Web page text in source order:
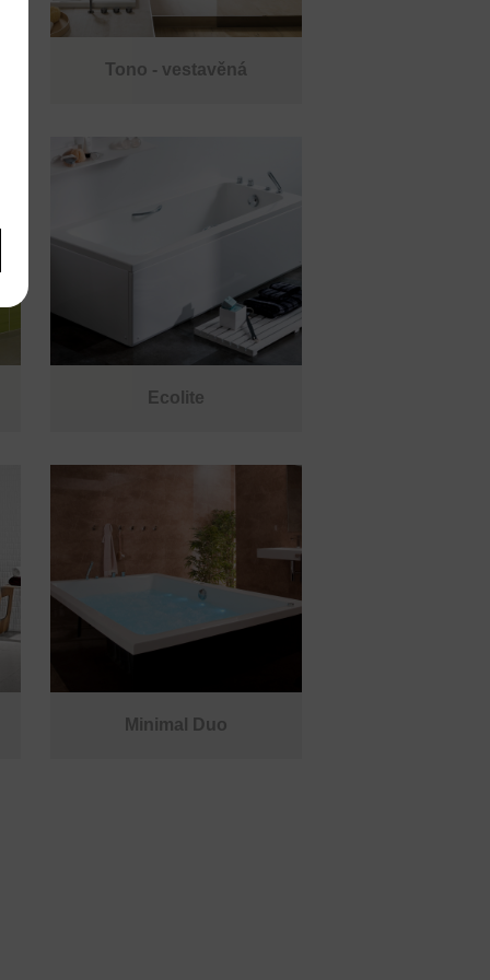
Tono - vestavěná
Ecolite
Minimal Duo